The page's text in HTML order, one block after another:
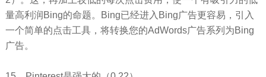
量高利润Bing的命题。Bing已经进入Bing广告更容易，引入
一个简单的点击工具，将转换您的AdWords广告系列为Bing
广告。